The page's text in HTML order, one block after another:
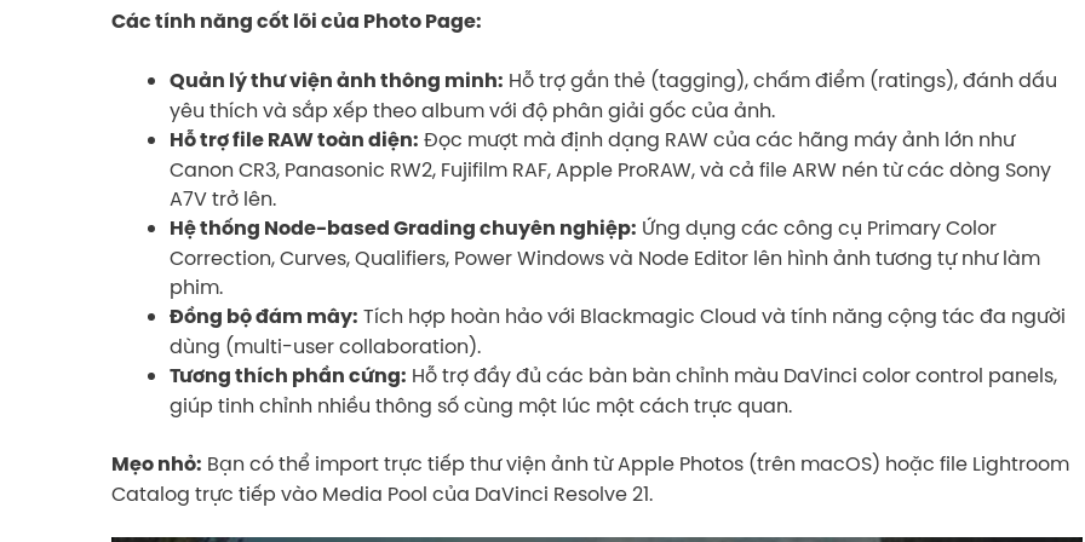
Các tính năng cốt lõi của Photo Page:
Quản lý thư viện ảnh thông minh: Hỗ trợ gắn thẻ (tagging), chấm điểm (ratings), đánh dấu
yêu thích và sắp xếp theo album với độ phân giải gốc của ảnh.
Hỗ trợ file RAW toàn diện: Đọc mượt mà định dạng RAW của các hãng máy ảnh lớn như
Canon CR3, Panasonic RW2, Fujifilm RAF, Apple ProRAW, và cả file ARW nén từ các dòng Sony
A7V trở lên.
Hệ thống Node-based Grading chuyên nghiệp: Ứng dụng các công cụ Primary Color
Correction, Curves, Qualifiers, Power Windows và Node Editor lên hình ảnh tương tự như làm
phim.
Đồng bộ đám mây: Tích hợp hoàn hảo với Blackmagic Cloud và tính năng cộng tác đa người
dùng (multi-user collaboration).
Tương thích phần cứng: Hỗ trợ đầy đủ các bàn bàn chỉnh màu DaVinci color control panels,
giúp tinh chỉnh nhiều thông số cùng một lúc một cách trực quan.
Mẹo nhỏ: Bạn có thể import trực tiếp thư viện ảnh từ Apple Photos (trên macOS) hoặc file Lightroom
Catalog trực tiếp vào Media Pool của DaVinci Resolve 21.